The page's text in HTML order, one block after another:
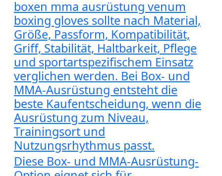
boxen mma ausrüstung venum
boxing gloves sollte nach Material,
Größe, Passform, Kompatibilität,
Griff, Stabilität, Haltbarkeit, Pflege
und sportartspezifischem Einsatz
verglichen werden. Bei Box- und
MMA-Ausrüstung entsteht die
beste Kaufentscheidung, wenn die
Ausrüstung zum Niveau,
Trainingsort und
Nutzungsrhythmus passt.
Diese Box- und MMA-Ausrüstung-